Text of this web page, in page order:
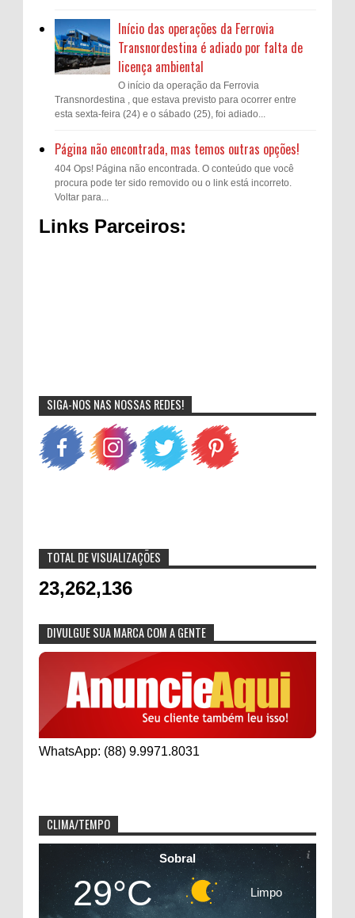
Início das operações da Ferrovia
Transnordestina é adiado por falta de
licença ambiental
O início da operação da Ferrovia
Transnordestina , que estava previsto para ocorrer entre
esta sexta-feira (24) e o sábado (25), foi adiado...
Página não encontrada, mas temos outras opções!
404 Ops! Página não encontrada. O conteúdo que você
procura pode ter sido removido ou o link está incorreto.
Voltar para...
Links Parceiros:
SIGA-NOS NAS NOSSAS REDES!
TOTAL DE VISUALIZAÇÕES
23,262,136
DIVULGUE SUA MARCA COM A GENTE
WhatsApp: (88) 9.9971.8031
CLIMA/TEMPO
Sobral
29°C Limpo